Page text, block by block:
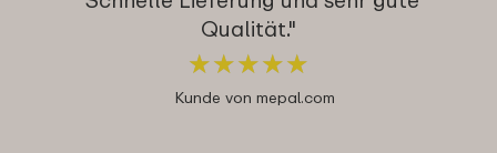
Qualität."
★★★★★
★★★★★
Kunde von mepal.com